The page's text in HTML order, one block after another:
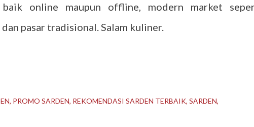
baik online maupun offline, modern market
pasar tradisional. Salam kuliner.
PROMO SARDEN REKOMENDASI SARDEN TERBAIK SARDEN